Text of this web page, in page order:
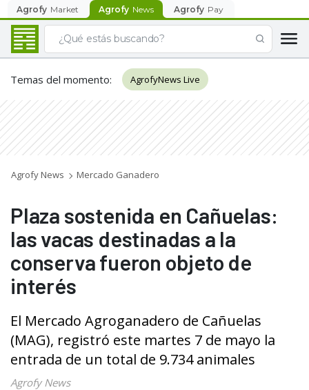
Agrofy Market Agrofy News Agrofy Pay
Temas del momento: AgrofyNews Live
Agrofy News Mercado Ganadero
Plaza sostenida en Cañuelas:
las vacas destinadas a la
conserva fueron objeto de
interés
El Mercado Agroganadero de Cañuelas
(MAG), registró este martes 7 de mayo la
entrada de un total de 9.734 animales
Agrofy News